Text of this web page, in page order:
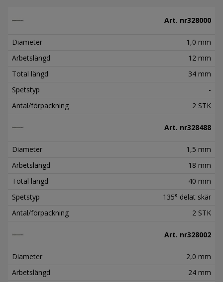
Art. nr328000
Diameter
1,0 mm
Arbetslängd
12 mm
Total längd
34 mm
Spetstyp
-
Antal/förpackning
2 STK
Art. nr328488
Diameter
1,5 mm
Arbetslängd
18 mm
Total längd
40 mm
Spetstyp
135° delat skär
Antal/förpackning
2 STK
Art. nr328002
Diameter
2,0 mm
Arbetslängd
24 mm